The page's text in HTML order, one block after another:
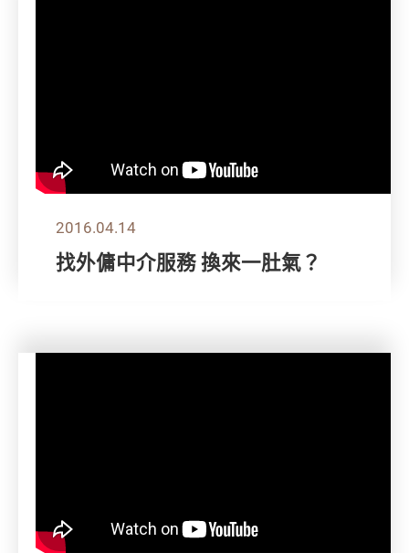
2016.04.14
找外傭中介服務 換來一肚氣？